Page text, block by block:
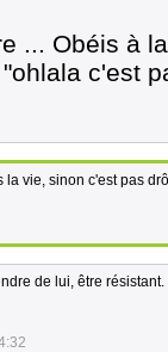
... Obéis à
c'est
la vie, sinon c'est pas
de lui, être résistant.